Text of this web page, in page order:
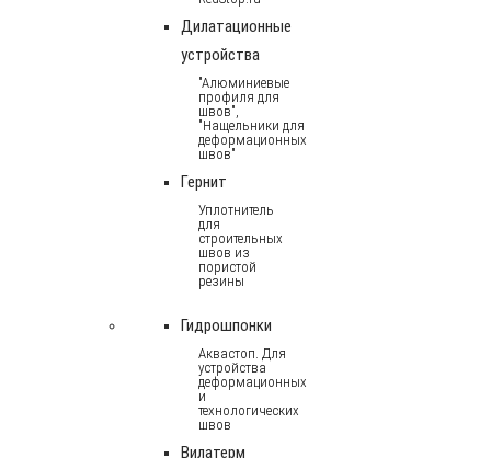
Дилатационные
устройства
"Алюминиевые
профиля для
швов",
"Нащельники для
деформационных
швов"
Гернит
Уплотнитель
для
строительных
швов из
пористой
резины
Гидрошпонки
Аквастоп. Для
устройства
деформационных
и
технологических
швов
Вилатерм